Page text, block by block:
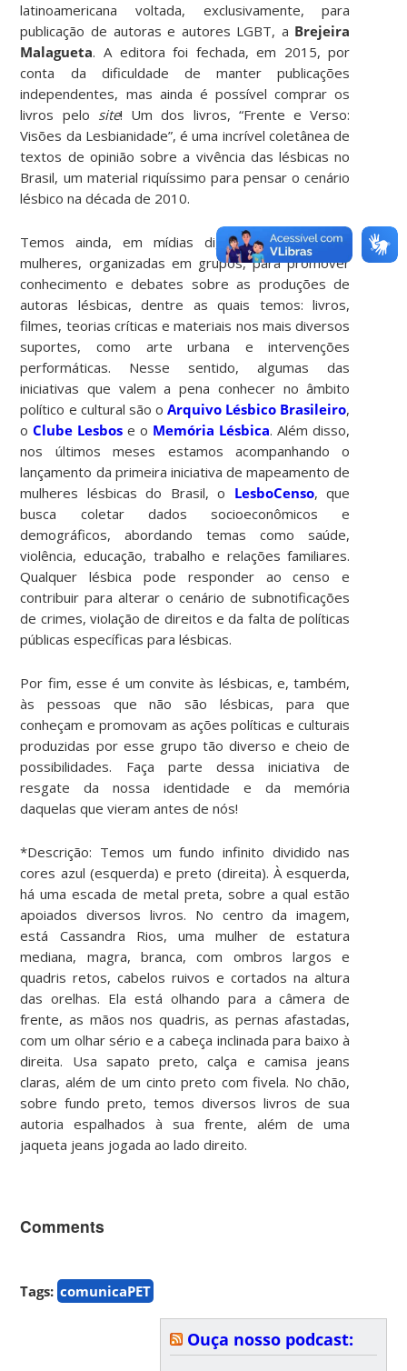
latinoamericana voltada, exclusivamente, para
publicação de autoras e autores LGBT, a Brejeira
Malagueta. A editora foi fechada, em 2015, por
conta da dificuldade de manter publicações
independentes, mas ainda é possível comprar os
livros pelo site! Um dos livros, “Frente e Verso:
Visões da Lesbianidade”, é uma incrível coletânea de
textos de opinião sobre a vivência das lésbicas no
Brasil, um material riquíssimo para pensar o cenário
lésbico na década de 2010.
Temos ainda, em mídias digitais, iniciativas de
mulheres, organizadas em grupos, para promover
conhecimento e debates sobre as produções de
autoras lésbicas, dentre as quais temos: livros,
filmes, teorias críticas e materiais nos mais diversos
suportes, como arte urbana e intervenções
performáticas. Nesse sentido, algumas das
iniciativas que valem a pena conhecer no âmbito
político e cultural são oArquivo Lésbico Brasileiro,
oClube Lesbos e o Memória Lésbica. Além disso,
nos últimos meses estamos acompanhando o
lançamento da primeira iniciativa de mapeamento de
mulheres lésbicas do Brasil, o LesboCenso, que
busca coletar dados socioeconômicos e
demográficos, abordando temas como saúde,
violência, educação, trabalho e relações familiares.
Qualquer lésbica pode responder ao censo e
contribuir para alterar o cenário de subnotificações
de crimes, violação de direitos e da falta de políticas
públicas específicas para lésbicas.
Por fim, esse é um convite às lésbicas, e, também,
às pessoas que não são lésbicas, para que
conheçam e promovam as ações políticas e culturais
produzidas por esse grupo tão diverso e cheio de
possibilidades. Faça parte dessa iniciativa de
resgate da nossa identidade e da memória
daquelas que vieram antes de nós!
*Descrição: Temos um fundo infinito dividido nas
cores azul (esquerda) e preto (direita). À esquerda,
há uma escada de metal preta, sobre a qual estão
apoiados diversos livros. No centro da imagem,
está Cassandra Rios, uma mulher de estatura
mediana, magra, branca, com ombros largos e
quadris retos, cabelos ruivos e cortados na altura
das orelhas. Ela está olhando para a câmera de
frente, as mãos nos quadris, as pernas afastadas,
com um olhar sério e a cabeça inclinada para baixo à
direita. Usa sapato preto, calça e camisa jeans
claras, além de um cinto preto com fivela. No chão,
sobre fundo preto, temos diversos livros de sua
autoria espalhados à sua frente, além de uma
jaqueta jeans jogada ao lado direito.
Comments
Tags: comunicaPET
Ouça nosso podcast: